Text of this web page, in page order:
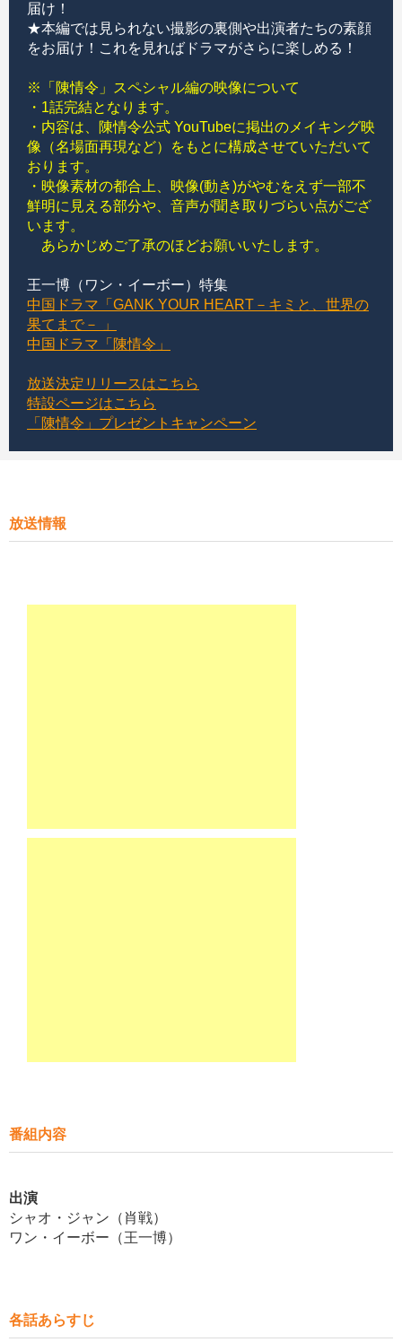
届け！
★本編では見られない撮影の裏側や出演者たちの素顔
をお届け！これを見ればドラマがさらに楽しめる！
※「陳情令」スペシャル編の映像について
・1話完結となります。
・内容は、陳情令公式 YouTubeに掲出のメイキング映
像（名場面再現など）をもとに構成させていただいて
おります。
・映像素材の都合上、映像(動き)がやむをえず一部不
鮮明に見える部分や、音声が聞き取りづらい点がござ
います。
あらかじめご了承のほどお願いいたします。
王一博（ワン・イーボー）特集
中国ドラマ「GANK YOUR HEART－キミと、世界の
果てまで－ 」
中国ドラマ「陳情令」
放送決定リリースはこちら
特設ページはこちら
「陳情令」プレゼントキャンペーン
放送情報
番組内容
出演
シャオ・ジャン（肖戦）
ワン・イーボー（王一博）
各話あらすじ